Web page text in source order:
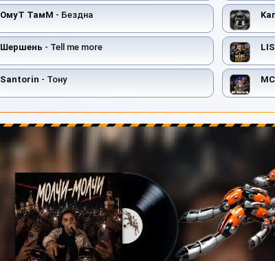
ОмуТ ТамМ - Бездна
Шершень - Tell me more
Santorin - Toнy